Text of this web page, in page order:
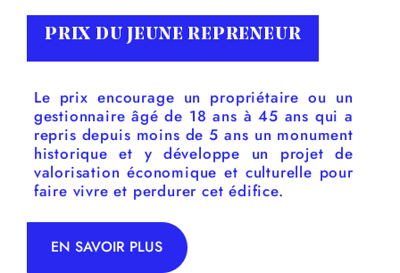
PRIX DU JEUNE REPRENEUR
Le prix encourage un propriétaire ou un
gestionnaire âgé de 18 ans à 45 ans qui a
repris depuis moins de 5 ans un monument
historique et y développe un projet de
valorisation économique et culturelle pour
faire vivre et perdurer cet édifice.
EN SAVOIR PLUS